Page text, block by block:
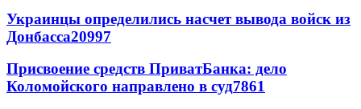
Украинцы определились насчет вывода войск из
Донбасса20997
Присвоение средств ПриватБанка: дело
Коломойского направлено в суд7861